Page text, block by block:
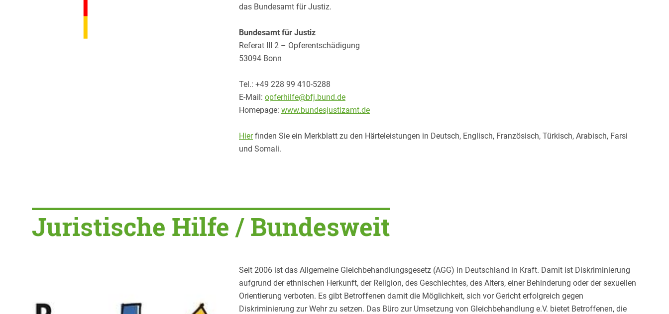
das Bundesamt für Justiz.
Bundesamt für Justiz
Referat III 2 – Opferentschädigung
53094 Bonn
Tel.: +49 228 99 410-5288
E-Mail: opferhilfe@bfj.bund.de
Homepage: www.bundesjustizamt.de
Hierfinden Sie ein Merkblatt zu den Härteleistungen in Deutsch, Englisch, Französisch, Türkisch, Arabisch, Farsi
und Somali.
Juristische Hilfe / Bundesweit
Seit 2006 ist das Allgemeine Gleichbehandlungsgesetz (AGG) in Deutschland in Kraft. Damit ist Diskriminierung
aufgrund der ethnischen Herkunft, der Religion, des Geschlechtes, des Alters, einer Behinderung oder der sexuellen
Orientierung verboten. Es gibt Betroffenen damit die Möglichkeit, sich vor Gericht erfolgreich gegen
Diskriminierung zur Wehr zu setzen. Das Büro zur Umsetzung von Gleichbehandlung e.V. bietet Betroffenen, die